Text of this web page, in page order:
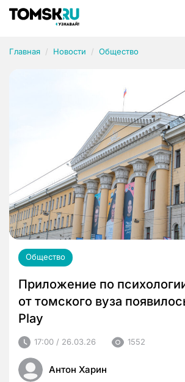
Главная Новости Общество
Общество
Приложение по
от томского вуза
Play
17:00 / 26.03.26 1552
Антон Харин